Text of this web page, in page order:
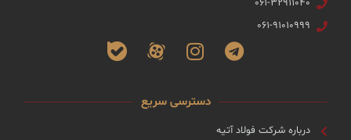
۰۶۱-۳۲۹۱۱۰۴۰
۰۶۱-۹۱۰۱۰۹۹۹
دسترسی سریع
درباره شرکت فولاد آتیه